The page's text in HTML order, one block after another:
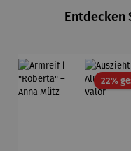
Entdecken
22%